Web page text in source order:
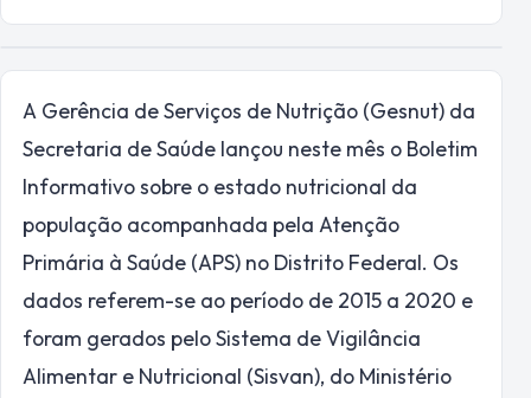
A Gerência de Serviços de Nutrição (Gesnut) da
Secretaria de Saúde lançou neste mês o Boletim
Informativo sobre o estado nutricional da
população acompanhada pela Atenção
Primária à Saúde (APS) no Distrito Federal. Os
dados referem-se ao período de 2015 a 2020 e
foram gerados pelo Sistema de Vigilância
Alimentar e Nutricional (Sisvan), do Ministério